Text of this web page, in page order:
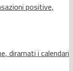
positive,
diramati i calendari